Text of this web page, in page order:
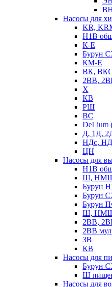
Насосы для
KR,
Н1В
К-Е
Бурун
КМ-Е
ВК, ВКС
2ВВ,
Х
КВ
РШ
ВС
DeLium
Д, 1Д,
НДс,
ЦН
Насосы для
Н1В
Ш,
Бурун
Бурун
Бурун
Ш,
2ВВ,
2ВВ
3В
КВ
Насосы для
Бурун
Ш
Насосы для